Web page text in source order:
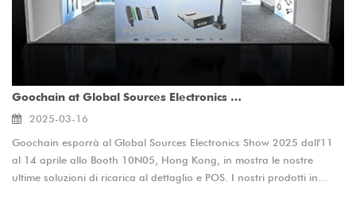
Goochain at Global Sources Electronics Show 2025 - Trasformare la vendita al dettaglio e POS con soluzioni di ricarica intelligente
2025-03-16
Goochain esporrà al Global Sources Electronics Show 2025 dall'11
al 14 aprile allo Booth 10N05, Hong Kong, in mostra le nostre
ultime soluzioni di ricarica al dettaglio e POS. I nostri prodotti in